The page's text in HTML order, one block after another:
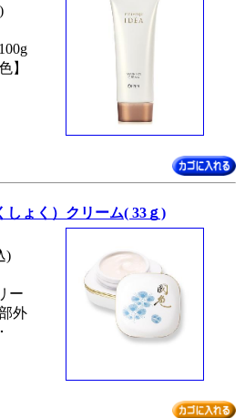
】
ょく）クリーム( 33ｇ)
)
ー
外